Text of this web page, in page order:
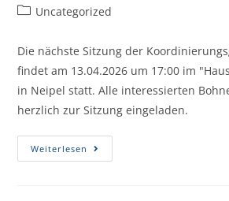
Uncategorized
Die nächste Sitzung der
findet am 13.04.2026 um 17:00 im
in Neipel statt. Alle interessierten
herzlich zur Sitzung eingeladen.
Weiterlesen